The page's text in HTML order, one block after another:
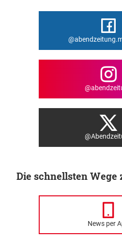
Die schnellsten Wege
News per